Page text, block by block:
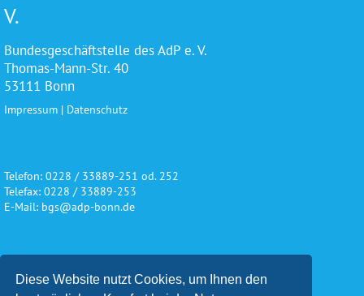
Diese Website nutzt Cookies, um Ihnen den
V.
Bundesgeschäftstelle des AdP e. V.
Thomas-Mann-Str. 40
53111 Bonn
Impressum | Datenschutz
Telefon: 0228 / 33889-251 od. 252
Telefax: 0228 / 33889-253
E-Mail: bgs@adp-bonn.de
Wir danken für die freundliche
Unterstützung und Förderung